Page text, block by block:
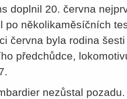
doplnil 20. června
po několikaměsíčních
června byla rodina
předchůdce,
nezůstal